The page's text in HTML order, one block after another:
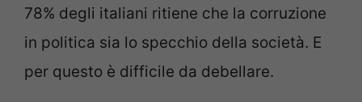
78% degli italiani ritiene che la corruzione
in politica sia lo specchio della società. E
per questo è difficile da debellare.